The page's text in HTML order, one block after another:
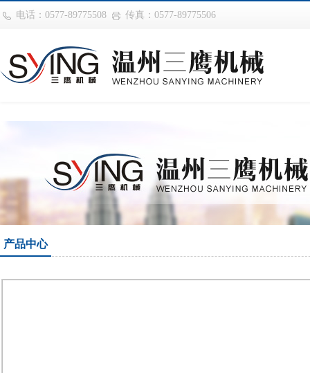
华体会平台
电话：0577-89775508 传真：0577-89775506
产品中心